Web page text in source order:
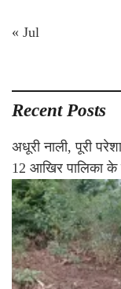
« Jul
Recent Posts
अधूरी नाली, पूरी
12 आखिर पालिका के